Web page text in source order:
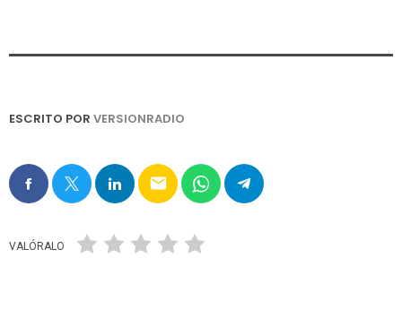
ESCRITO POR VERSIONRADIO
email
VALÓRALO